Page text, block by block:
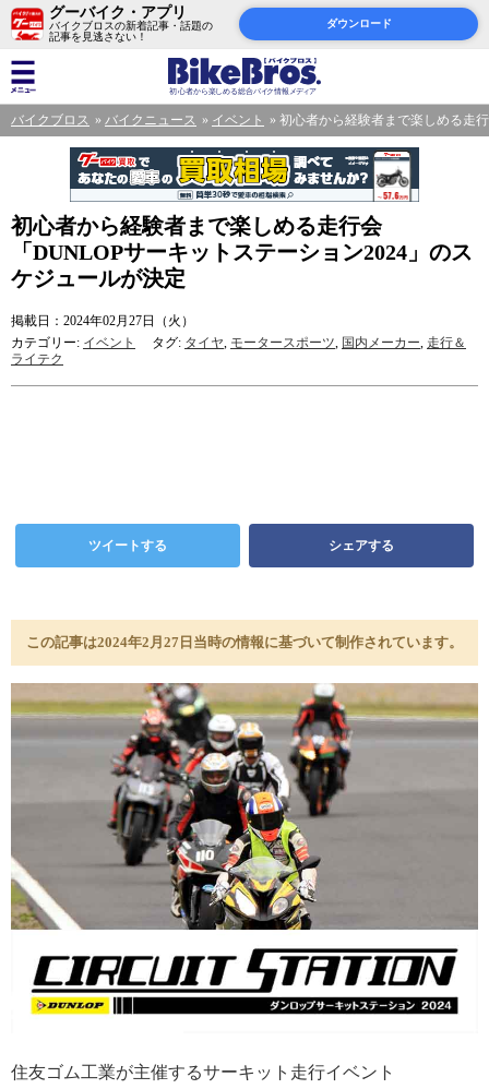
グーバイク・アプリ
バイクブロスの新着記事・話題の
記事を見逃さない！
ダウンロード
バイクブロス バイクニュース イベント 初心者から経験者まで楽しめる走
初心者から経験者まで楽しめる走行会
「DUNLOPサーキットステーション2024」のス
ケジュールが決定
掲載日：2024年02月27日（火）
カテゴリー: イベント タグ: タイヤ, モータースポーツ, 国内メーカー, 走行＆
ライテク
ツイートする シェアする
この記事は2024年2月27日当時の情報に基づいて制作されています。
住友ゴム工業が主催するサーキット走行イベント